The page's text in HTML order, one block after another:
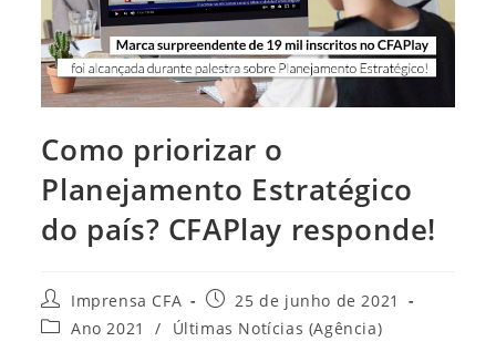
Como priorizar o
Planejamento Estratégico
do país? CFAPlay responde!
Autor
do
post:
Imprensa CFA
Post
publicado:
25 de junho de 2021
Categoria
Ano 2021 / Últimas Notícias (Agência)